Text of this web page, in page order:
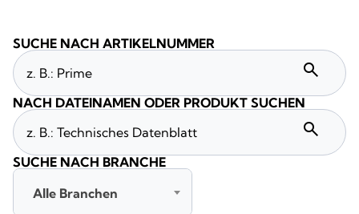
SUCHE NACH ARTIKELNUMMER
search
NACH DATEINAMEN ODER PRODUKT SUCHEN
search
SUCHE NACH BRANCHE
Alle Branchen